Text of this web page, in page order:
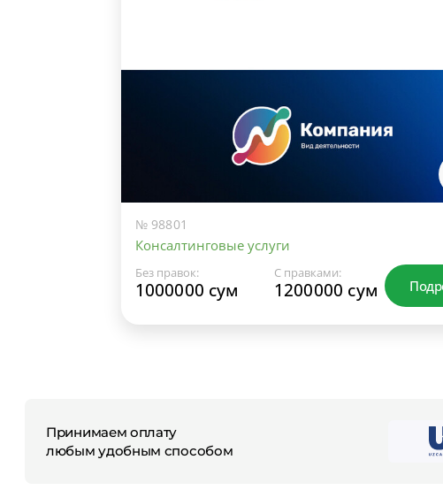
№ 98801
Консалтинговые услуги
Без правок:
1000000 сум
С правками:
1200000 сум
Принимаем оплату
любым удобным способом